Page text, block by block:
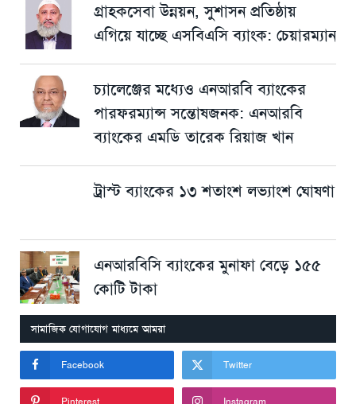
গ্রাহকসেবা উন্নয়ন, সুশাসন প্রতিষ্ঠায়
এগিয়ে যাচ্ছে এসবিএসি ব্যাংক: চেয়ারম্যান
চ্যালেঞ্জের মধ্যেও এনআরবি ব্যাংকের
পারফরম্যান্স সন্তোষজনক: এনআরবি
ব্যাংকের এমডি তারেক রিয়াজ খান
ট্রাস্ট ব্যাংকের ১৩ শতাংশ লভ্যাংশ ঘোষণা
এনআরবিসি ব্যাংকের মুনাফা বেড়ে ১৫৫
কোটি টাকা
সামাজিক যোগাযোগ মাধ্যমে আমরা
Facebook Twitter